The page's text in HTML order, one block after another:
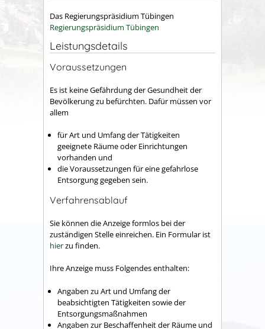
Das Regierungspräsidium Tübingen
Regierungspräsidium Tübingen
Leistungsdetails
Voraussetzungen
Es ist keine Gefährdung der Gesundheit der
Bevölkerung zu befürchten. Dafür müssen vor
allem
für Art und Umfang der Tätigkeiten
geeignete Räume oder Einrichtungen
vorhanden und
die Voraussetzungen für eine gefahrlose
Entsorgung gegeben sein.
Verfahrensablauf
Sie können die Anzeige formlos bei der
zuständigen Stelle einreichen. Ein Formular ist
hierzu finden.
Ihre Anzeige muss Folgendes enthalten:
Angaben zu Art und Umfang der
beabsichtigten Tätigkeiten sowie der
Entsorgungsmaßnahmen
Angaben zur Beschaffenheit der Räume und